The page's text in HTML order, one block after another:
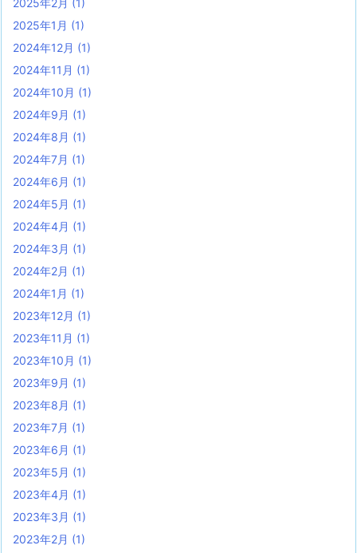
2025年2月 (1)
2025年1月 (1)
2024年12月 (1)
2024年11月 (1)
2024年10月 (1)
2024年9月 (1)
2024年8月 (1)
2024年7月 (1)
2024年6月 (1)
2024年5月 (1)
2024年4月 (1)
2024年3月 (1)
2024年2月 (1)
2024年1月 (1)
2023年12月 (1)
2023年11月 (1)
2023年10月 (1)
2023年9月 (1)
2023年8月 (1)
2023年7月 (1)
2023年6月 (1)
2023年5月 (1)
2023年4月 (1)
2023年3月 (1)
2023年2月 (1)